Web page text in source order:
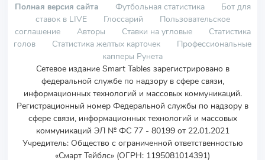
Полная версия сайта Футбольная статистика
Бот для
ставок в LIVE
Глоссарий
Пользовательское
соглашение
Авторы Ставки на угловые
Статистика
голов
Статистика желтых карточек
Профессиональные
капперы Рунета
Сетевое издание Smart Tables зарегистрировано в
федеральной службе по надзору в сфере связи,
информационных технологий и массовых коммуникаций.
Регистрационный номер Федеральной службы по надзору в
сфере связи, информационных технологий и массовых
коммуникаций ЭЛ № ФС 77 - 80199 от 22.01.2021
Учредитель: Общество с ограниченной ответственностью
«Смарт Тейблс» (ОГРН: 1195081014391)